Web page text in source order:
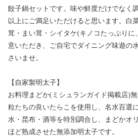
餃子鍋セットです。味や鮮度だけでなく
以上にご満足いただけると思います。白
茸・まい茸・シイタケ(キノコたっぷりに
意いただき、ご自宅でダイニング味遊の
さいませ。
【自家製明太子】
お料理まどか(ミシュランガイド掲載店)
粒たちの良いたらこを使用し、名水百選
水・昆布・酒等を特別調合し、まどかオ
ほど熟成させた無添加明太子です。